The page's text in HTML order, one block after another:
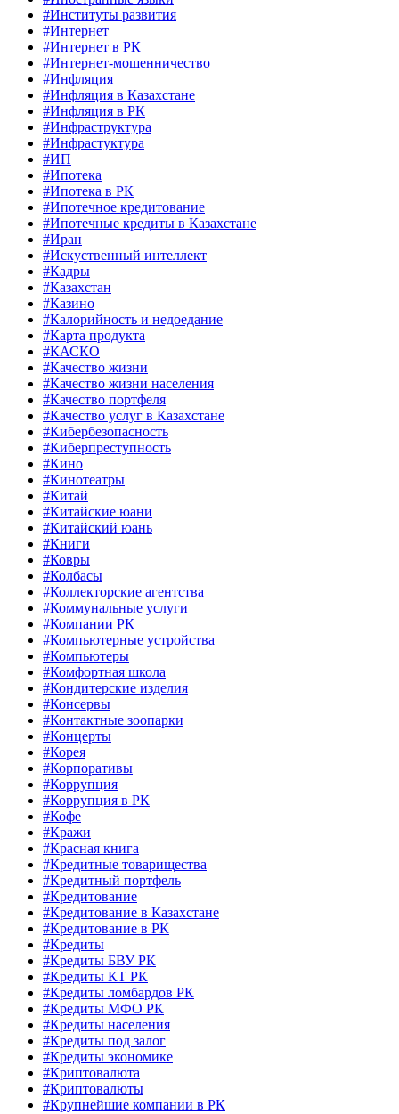
#Институты развития
#Интернет
#Интернет в РК
#Интернет-мошенничество
#Инфляция
#Инфляция в Казахстане
#Инфляция в РК
#Инфраструктура
#Инфрастуктура
#ИП
#Ипотека
#Ипотека в РК
#Ипотечное кредитование
#Ипотечные кредиты в Казахстане
#Иран
#Искуственный интеллект
#Кадры
#Казахстан
#Казино
#Калорийность и недоедание
#Карта продукта
#КАСКО
#Качество жизни
#Качество жизни населения
#Качество портфеля
#Качество услуг в Казахстане
#Кибербезопасность
#Киберпреступность
#Кино
#Кинотеатры
#Китай
#Китайские юани
#Китайский юань
#Книги
#Ковры
#Колбасы
#Коллекторские агентства
#Коммунальные услуги
#Компании РК
#Компьютерные устройства
#Компьютеры
#Комфортная школа
#Кондитерские изделия
#Консервы
#Контактные зоопарки
#Концерты
#Корея
#Корпоративы
#Коррупция
#Коррупция в РК
#Кофе
#Кражи
#Красная книга
#Кредитные товарищества
#Кредитный портфель
#Кредитование
#Кредитование в Казахстане
#Кредитование в РК
#Кредиты
#Кредиты БВУ РК
#Кредиты КТ РК
#Кредиты ломбардов РК
#Кредиты МФО РК
#Кредиты населения
#Кредиты под залог
#Кредиты экономике
#Криптовалюта
#Криптовалюты
#Крупнейшие компании в РК